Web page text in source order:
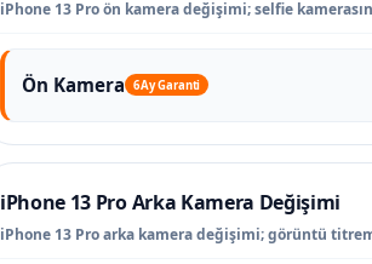
iPhone 13 Pro ön kamera değişimi; selfie
Ön Kamera 6 Ay Garanti
iPhone 13 Pro Arka Kamera Değişimi
iPhone 13 Pro arka kamera değişimi; görüntü